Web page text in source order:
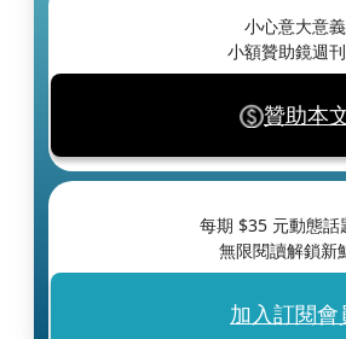
小心意大意義
小額贊助鏡週刊
贊助本
每期 $35 元動態話
無限閱讀解鎖新
加入訂閱會